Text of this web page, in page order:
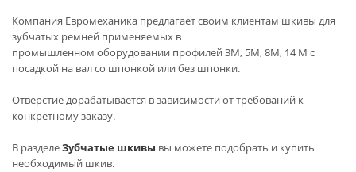
Компания Евромеханика предлагает своим клиентам шкивы для
зубчатых ремней применяемых в
промышленном оборудовании профилей 3М, 5М, 8М, 14 М с
посадкой на вал со шпонкой или без шпонки.
Отверстие дорабатывается в зависимости от требований к
конкретному заказу.
В разделеЗубчатые шкивы вы можете подобрать и купить
необходимый шкив.